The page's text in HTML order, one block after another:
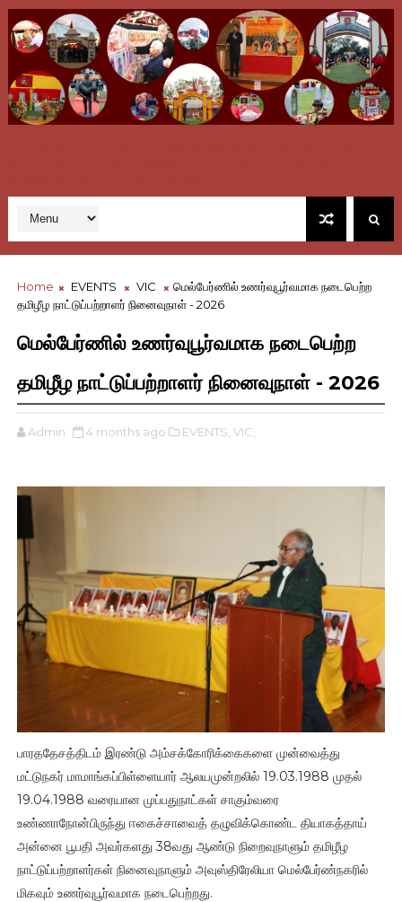
Home EVENTS VIC
மெல்பேர்ணில் உணர்வுபூர்வமாக நடைபெற்ற
தமிழீழ நாட்டுப்பற்றாளர் நினைவுநாள் - 2026
மெல்பேர்ணில் உணர்வுபூர்வமாக நடைபெற்ற
தமிழீழ நாட்டுப்பற்றாளர் நினைவுநாள் - 2026
Admin 4 months ago EVENTS, VIC,
பாரததேசத்திடம் இரண்டு அம்சக்கோரிக்கைகளை முன்வைத்து
மட்டுநகர் மாமாங்கப்பிள்ளையார் ஆலயமுன்றலில் 19.03.1988 முதல்
19.04.1988 வரையான முப்பதுநாட்கள் சாகும்வரை
உண்ணாநோன்பிருந்து ஈகைச்சாவைத் தழுவிக்கொண்ட தியாகத்தாய்
அன்னை பூபதி அவர்களது 38வது ஆண்டு நிறைவுநாளும் தமிழீழ
நாட்டுப்பற்றாளர்கள் நினைவுநாளும் அவுஸ்திரேலியா மெல்பேர்ண்நகரில்
மிகவும் உணர்வுபூர்வமாக நடைபெற்றது.